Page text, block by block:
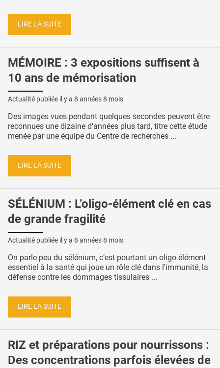
LIRE LA SUITE
MÉMOIRE : 3 expositions suffisent à
10 ans de mémorisation
Actualité publiée il y a 8 années 8 mois
Des images vues pendant quelques secondes peuvent être
reconnues une dizaine d'années plus tard, titre cette étude
menée par une équipe du Centre de recherches ...
LIRE LA SUITE
SÉLÉNIUM : L’oligo-élément clé en cas
de grande fragilité
Actualité publiée il y a 8 années 8 mois
On parle peu du sélénium, c’est pourtant un oligo-élément
essentiel à la santé qui joue un rôle clé dans l'immunité, la
défense contre les dommages tissulaires ...
LIRE LA SUITE
RIZ et préparations pour nourrissons :
Des concentrations parfois élevées de